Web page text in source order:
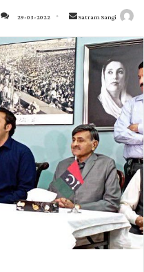
Satram Sangi
Send
an
email
29-03-2022